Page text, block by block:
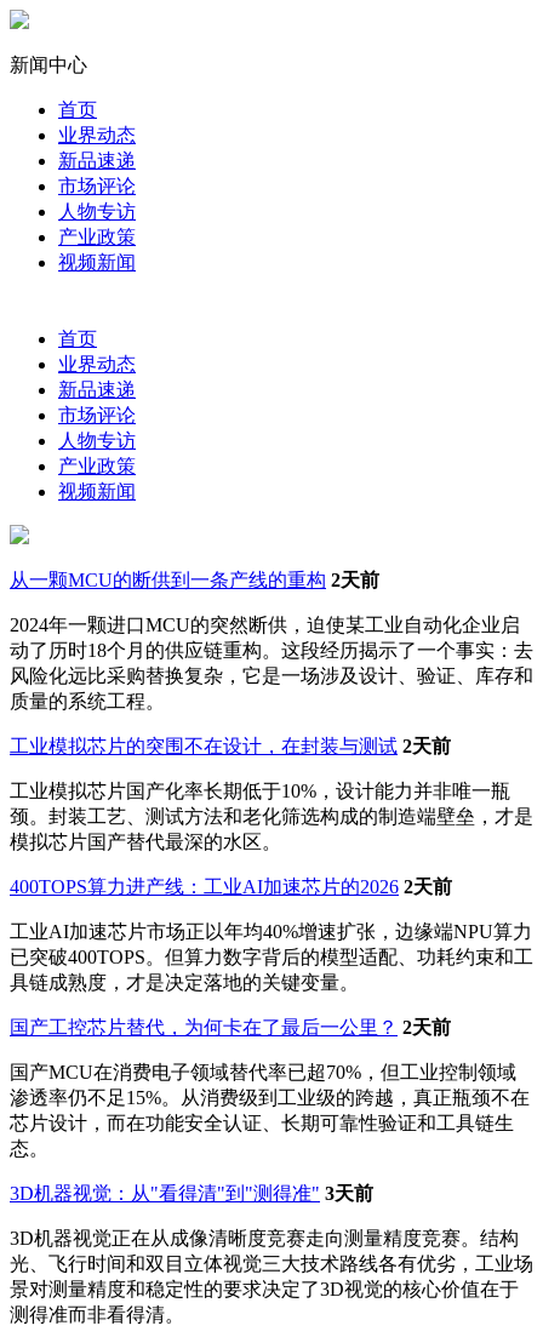
新闻中心
首页
业界动态
新品速递
市场评论
人物专访
产业政策
视频新闻
首页
业界动态
新品速递
市场评论
人物专访
产业政策
视频新闻
从一颗MCU的断供到一条产线的重构 2天前
2024年一颗进口MCU的突然断供，迫使某工业自动化企业启
动了历时18个月的供应链重构。这段经历揭示了一个事实：去
风险化远比采购替换复杂，它是一场涉及设计、验证、库存和
质量的系统工程。
工业模拟芯片的突围不在设计，在封装与测试 2天前
工业模拟芯片国产化率长期低于10%，设计能力并非唯一瓶
颈。封装工艺、测试方法和老化筛选构成的制造端壁垒，才是
模拟芯片国产替代最深的水区。
400TOPS算力进产线：工业AI加速芯片的2026 2天前
工业AI加速芯片市场正以年均40%增速扩张，边缘端NPU算力
已突破400TOPS。但算力数字背后的模型适配、功耗约束和工
具链成熟度，才是决定落地的关键变量。
国产工控芯片替代，为何卡在了最后一公里？ 2天前
国产MCU在消费电子领域替代率已超70%，但工业控制领域
渗透率仍不足15%。从消费级到工业级的跨越，真正瓶颈不在
芯片设计，而在功能安全认证、长期可靠性验证和工具链生
态。
3D机器视觉：从"看得清"到"测得准" 3天前
3D机器视觉正在从成像清晰度竞赛走向测量精度竞赛。结构
光、飞行时间和双目立体视觉三大技术路线各有优劣，工业场
景对测量精度和稳定性的要求决定了3D视觉的核心价值在于
测得准而非看得清。